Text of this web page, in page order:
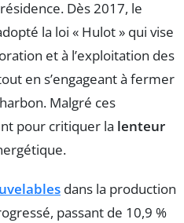
Dès 2017, le
la loi « Hulot » qui vise
et à l’exploitation des
en s’engageant à fermer
Malgré ces
pour critiquer la lenteur
dans la production
passant de 10,9 %